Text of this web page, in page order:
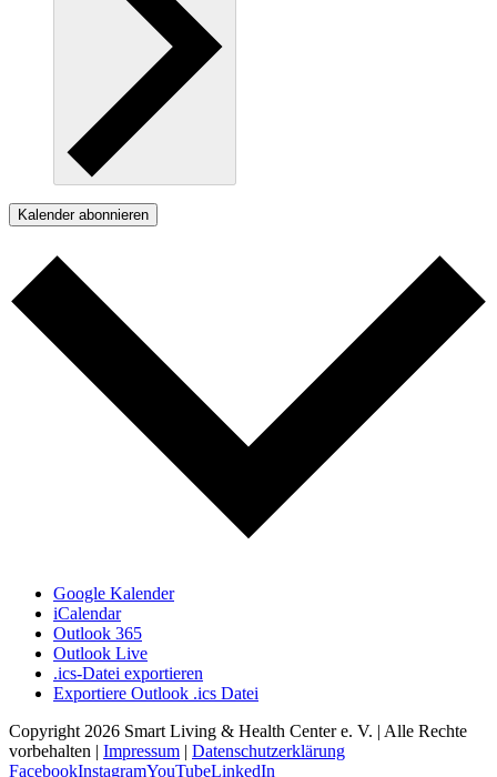
Kalender abonnieren
Google Kalender
iCalendar
Outlook 365
Outlook Live
.ics-Datei exportieren
Exportiere Outlook .ics Datei
Copyright 2026 Smart Living & Health Center e. V. | Alle Rechte
vorbehalten | Impressum | Datenschutzerklärung
FacebookInstagramYouTubeLinkedIn